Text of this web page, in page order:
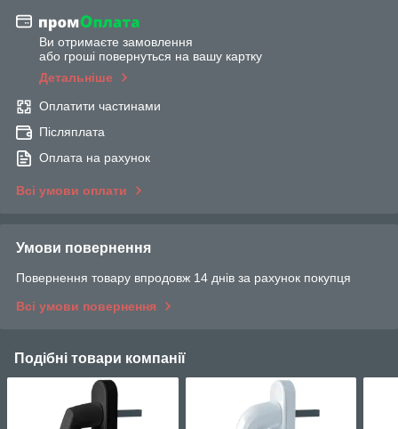
Ви отримаєте замовлення
або гроші повернуться на вашу картку
Детальніше
Оплатити частинами
Післяплата
Оплата на рахунок
Всі умови оплати
Умови повернення
Повернення товару впродовж 14 днів за рахунок покупця
Всі умови повернення
Подібні товари компанії